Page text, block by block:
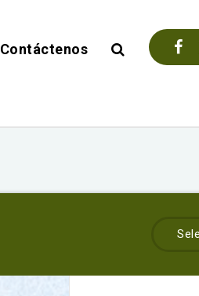
Contáctenos